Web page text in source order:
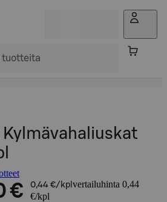
Kylmävahaliuskat
€ 0,44 €/kpl vertailuhinta 0,44
€/kpl